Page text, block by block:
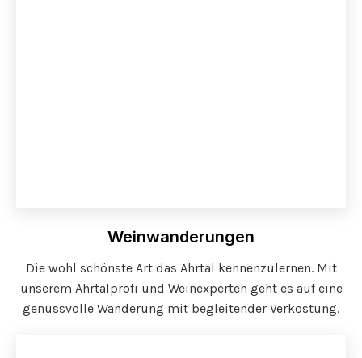
Weinwanderungen
Die wohl schönste Art das Ahrtal kennenzulernen. Mit
unserem Ahrtalprofi und Weinexperten geht es auf eine
genussvolle Wanderung mit begleitender Verkostung.